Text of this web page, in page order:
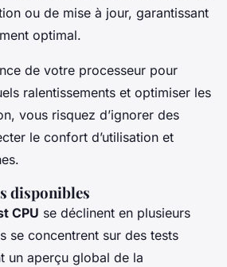
ou de mise à jour, garantissant
optimal.
de votre processeur pour
ralentissements et optimiser les
vous risquez d’ignorer des
le confort d’utilisation et
disponibles
CPU se déclinent en plusieurs
se concentrent sur des tests
un aperçu global de la